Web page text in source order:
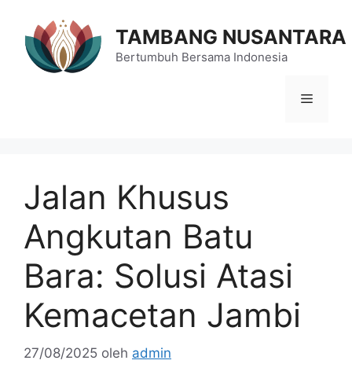
TAMBANG NUSANTARA
Bertumbuh Bersama Indonesia
Menu
Jalan Khusus
Angkutan Batu
Bara: Solusi Atasi
Kemacetan Jambi
27/08/2025 oleh admin